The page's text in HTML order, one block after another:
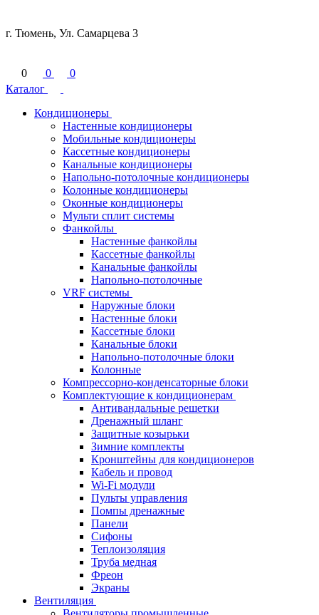
г. Тюмень, Ул. Самарцева 3
0 0
0
Каталог
Кондиционеры
Настенные кондиционеры
Мобильные кондиционеры
Кассетные кондиционеры
Канальные кондиционеры
Напольно-потолочные кондиционеры
Колонные кондиционеры
Оконные кондиционеры
Мульти сплит системы
Фанкойлы
Настенные фанкойлы
Кассетные фанкойлы
Канальные фанкойлы
Напольно-потолочные
VRF системы
Наружные блоки
Настенные блоки
Кассетные блоки
Канальные блоки
Напольно-потолочные блоки
Колонные
Компрессорно-конденсаторные блоки
Комплектующие к кондиционерам
Антивандальные решетки
Дренажный шланг
Защитные козырьки
Зимние комплекты
Кронштейны для кондиционеров
Кабель и провод
Wi-Fi модули
Пульты управления
Помпы дренажные
Панели
Сифоны
Теплоизоляция
Труба медная
Фреон
Экраны
Вентиляция